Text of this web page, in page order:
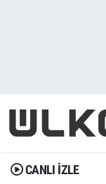
CANLI İZLE
Gündem
Dünya
Gündem
Trend
İstanbul
Trafik